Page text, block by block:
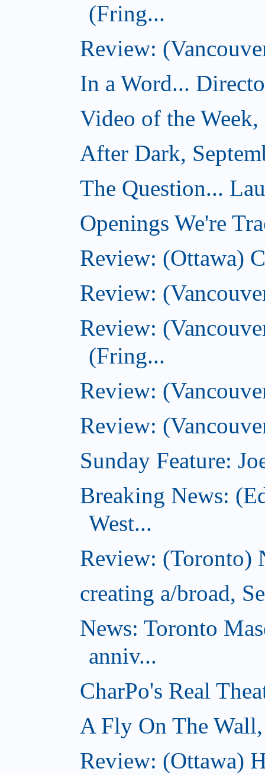
(Fring...
Review:
In a Word...
Video of the
After Dark,
The Question...
Openings We're
Review: (Ottawa)
Review:
Review:
(Fring...
Review:
Review:
Sunday Feature:
Breaking News:
West...
Review: (Toronto)
creating a/broad,
News: Toronto
anniv...
CharPo's Real
A Fly On The
Review: (Ottawa)